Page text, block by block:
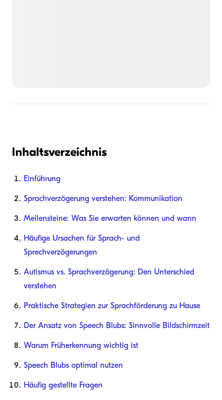
Inhaltsverzeichnis
Einführung
Sprachverzögerung verstehen: Kommunikation
Meilensteine: Was Sie erwarten können und wann
Häufige Ursachen für Sprach- und
Sprechverzögerungen
Autismus vs. Sprachverzögerung: Den Unterschied
verstehen
Praktische Strategien zur Sprachförderung zu Hause
Der Ansatz von Speech Blubs: Sinnvolle Bildschirmzeit
Warum Früherkennung wichtig ist
Speech Blubs optimal nutzen
Häufig gestellte Fragen